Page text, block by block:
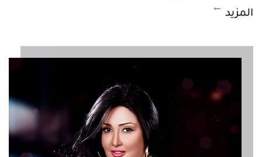
المزيد